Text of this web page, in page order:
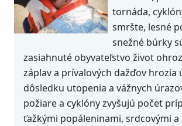
tornáda,
smršte, lesné
snežné búrky
zasiahnuté obyvateľstvo život
záplav a prívalových dažďov hrozia
dôsledku utopenia a vážnych
požiare a cyklóny zvyšujú počet
ťažkými popáleninami, srdcovými a